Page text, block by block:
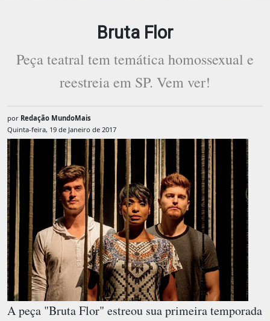
Bruta Flor
Peça teatral tem temática homossexual e
reestreia em SP. Vem ver!
por Redação MundoMais
Quinta-feira, 19 de Janeiro de 2017
A peça "Bruta Flor" estreou sua primeira temporada